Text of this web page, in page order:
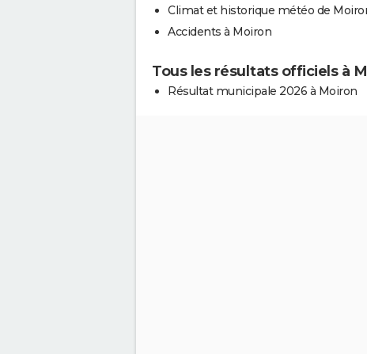
Climat et historique météo de
Accidents à Moiron
Tous les résultats officiels à
Résultat municipale 2026 à Moiron